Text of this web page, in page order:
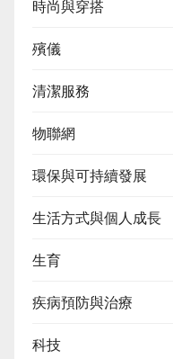
時尚與穿搭
殯儀
清潔服務
物聯網
環保與可持續發展
生活方式與個人成長
生育
疾病預防與治療
科技